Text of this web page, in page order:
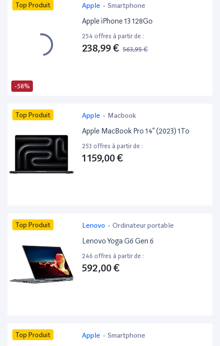
-58%
Top Produit Apple - Smartphone
Apple iPhone 13 128Go
254 offres à partir de :
238,99 € 563,95 €
Top Produit Apple - Macbook
Apple MacBook Pro 14” (2023) 1To
253 offres à partir de :
1 159,00 €
Top Produit Lenovo - Ordinateur portable
Lenovo Yoga G6 Gen 6
246 offres à partir de :
592,00 €
Top Produit Apple - Smartphone